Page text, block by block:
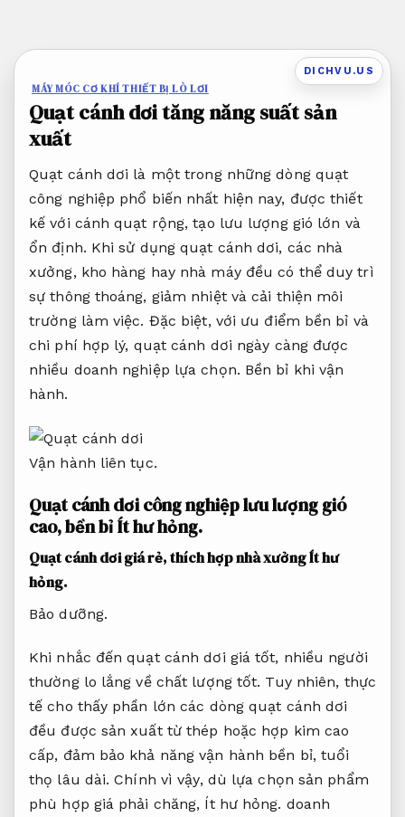
nội
dung
DICHVU.US
MÁY MÓC CƠ KHÍ THIẾT BỊ LÒ LƠI
Quạt cánh dơi tăng năng suất sản
xuất
Quạt cánh dơi là một trong những dòng quạt
công nghiệp phổ biến nhất hiện nay, được thiết
kế với cánh quạt rộng, tạo lưu lượng gió lớn và
ổn định. Khi sử dụng quạt cánh dơi, các nhà
xưởng, kho hàng hay nhà máy đều có thể duy trì
sự thông thoáng, giảm nhiệt và cải thiện môi
trường làm việc. Đặc biệt, với ưu điểm bền bỉ và
chi phí hợp lý, quạt cánh dơi ngày càng được
nhiều doanh nghiệp lựa chọn. Bền bỉ khi vận
hành.
Vận hành liên tục.
Quạt cánh dơi công nghiệp lưu lượng gió
cao, bền bỉÍt hư hỏng.
Quạt cánh dơi giá rẻ, thích hợp nhà xưởngÍt hư
hỏng.
Bảo dưỡng.
Khi nhắc đến quạt cánh dơi giá tốt, nhiều người
thường lo lắng về chất lượng tốt. Tuy nhiên, thực
tế cho thấy phần lớn các dòng quạt cánh dơi
đều được sản xuất từ thép hoặc hợp kim cao
cấp, đảm bảo khả năng vận hành bền bỉ, tuổi
thọ lâu dài. Chính vì vậy, dù lựa chọn sản phẩm
phù hợp giá phải chăng, Ít hư hỏng. doanh